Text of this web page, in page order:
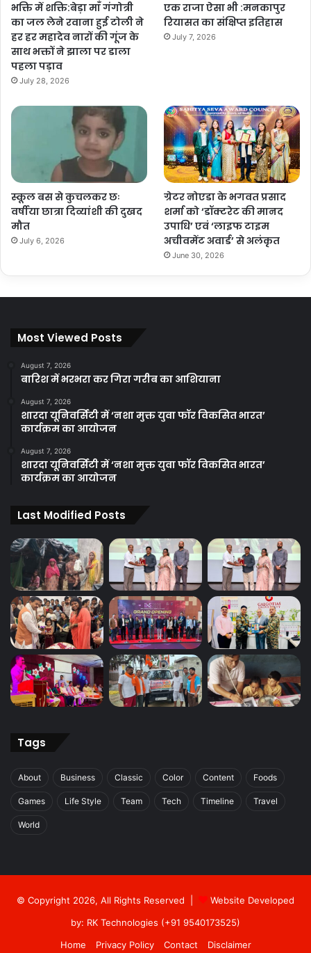
भक्ति में शक्ति:बेड़ा माँ गंगोत्री
का जल लेने रवाना हुई टोली ने
हर हर महादेव नारों की गूंज के
साथ भक्तों ने झाला पर डाला
पहला पड़ाव
July 28, 2026
एक राजा ऐसा भी :मनकापुर
रियासत का संक्षिप्त इतिहास
July 7, 2026
स्कूल बस से कुचलकर छः
वर्षीया छात्रा दिव्यांशी की दुखद
मौत
July 6, 2026
ग्रेटर नोएडा के भगवत प्रसाद
शर्मा को ‘डॉक्टरेट की मानद
उपाधि’ एवं ‘लाइफ टाइम
अचीवमेंट अवार्ड’ से अलंकृत
June 30, 2026
Most Viewed Posts
August 7, 2026
बारिश में भरभरा कर गिरा गरीब का आशियाना
August 7, 2026
शारदा यूनिवर्सिटी में ‘नशा मुक्त युवा फॉर विकसित भारत’
कार्यक्रम का आयोजन
August 7, 2026
शारदा यूनिवर्सिटी में ‘नशा मुक्त युवा फॉर विकसित भारत’
कार्यक्रम का आयोजन
Last Modified Posts
Tags
About Business Classic Color Content Foods
Games Life Style Team Tech Timeline Travel
World
© Copyright 2026, All Rights Reserved |
Website Developed
by: RK Technologies (+91 9540173525)
Home
Privacy Policy Contact Disclaimer